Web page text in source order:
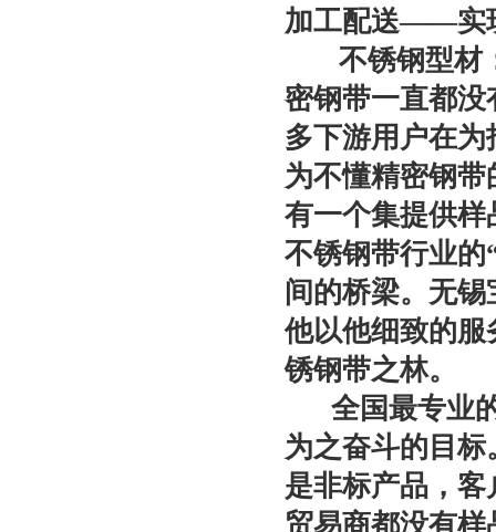
加工配送——实
不锈钢型材：
密钢带一直都
多下游用户在
为不懂精密钢
有一个集提供
不锈钢带行业的
间的桥梁。无
他以他细致的
锈钢带之林。
全国最专业的
为之奋斗的目
是非标产品，
贸易商都没有